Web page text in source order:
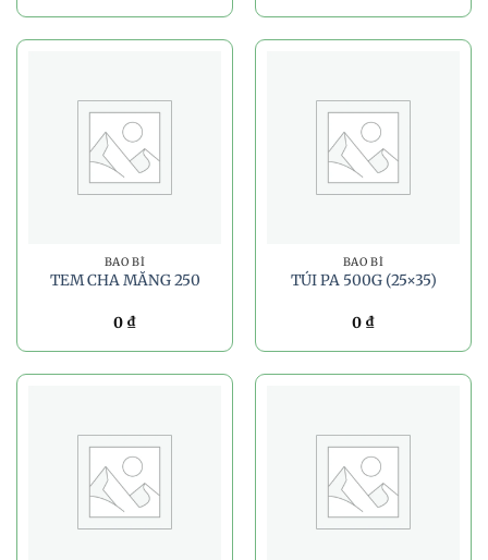
BAO BÌ
TEM CHA MĂNG 250
0 ₫
BAO BÌ
TÚI PA 500G (25×35)
0 ₫